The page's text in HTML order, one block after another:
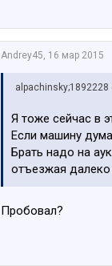
Andrey45, 16 мар 2015
alpachinsky;1892228
Я тоже сейчас в
Если машину
Брать надо на
отъезжая
Пробовал?